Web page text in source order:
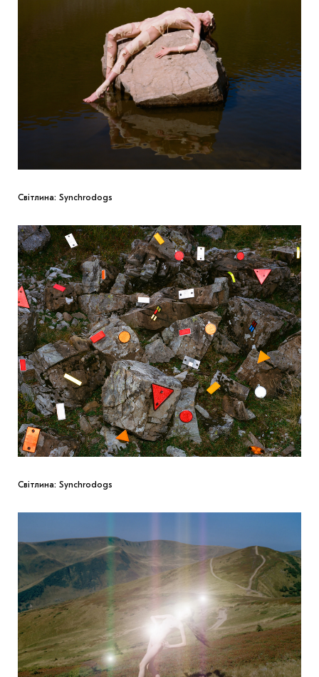
Світлина: Synchrodogs
Світлина: Synchrodogs